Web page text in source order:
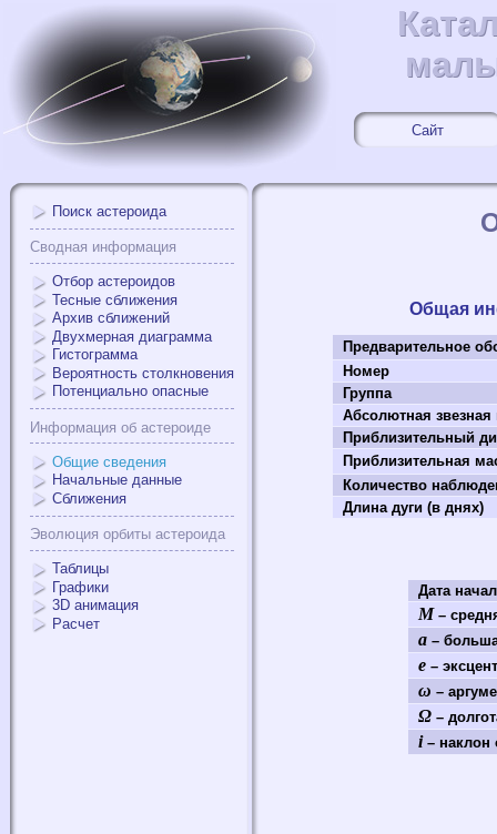
Сайт
Поиск астероида
Сводная информация
Отбор астероидов
Тесные сближения
Архив сближений
Двухмерная диаграмма
Гистограмма
Вероятность столкновения
Потенциально опасные
Информация об астероиде
Общие сведения
Начальные данные
Сближения
Эволюция орбиты астероида
Таблицы
Графики
3D анимация
Расчет
Общая
Предварительное
Номер
Группа
Абсолютная звезная
Приблизительный
Приблизительная
Количество
Длина дуги (в днях)
Дата
M –
a–
e–
ω –
Ω–
i– наклон